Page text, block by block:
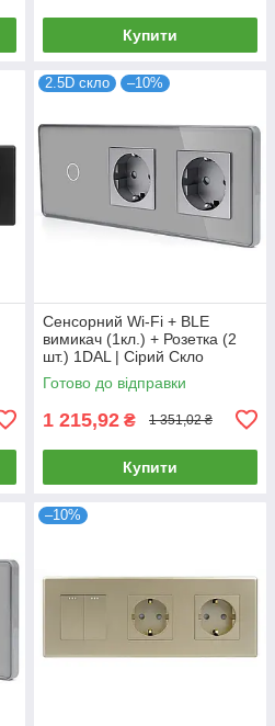
Купити
2.5D скло –10%
Сенсорний Wi-Fi + BLE
вимикач (1кл.) + Розетка (2
шт.) 1DAL | Сірий Скло
(G228D-SW1G.WF-STX2.GR)
Готово до відправки
1 215,92 ₴ 1 351,02 ₴
Купити
–10%